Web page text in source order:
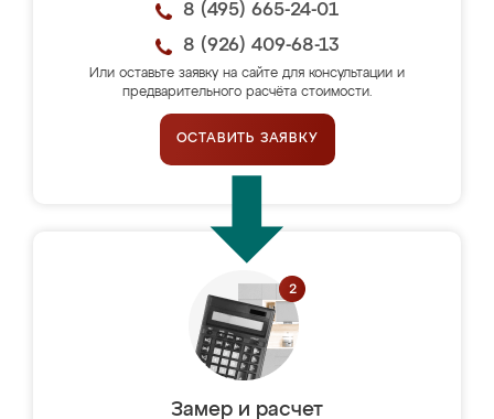
8 (495) 665-24-01
8 (926) 409-68-13
Или оставьте заявку на сайте для консультации и
предварительного расчёта стоимости.
ОСТАВИТЬ ЗАЯВКУ
Замер и расчет